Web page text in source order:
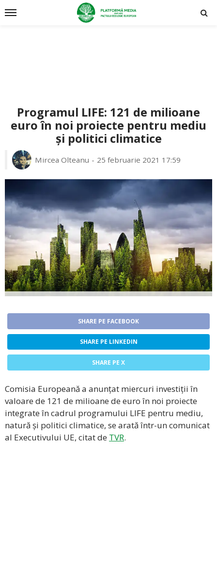
Programul LIFE: 121 de milioane
euro în noi proiecte pentru mediu
și politici climatice
Mircea Olteanu 25 februarie 2021 17:59
SHARE PE FACEBOOK
SHARE PE LINKEDIN
SHARE PE X
Comisia Europeană a anunțat miercuri investiții în
valoare de 121 de milioane de euro în noi proiecte
integrate în cadrul programului LIFE pentru mediu,
natură și politici climatice, se arată într-un comunicat
al Executivului UE, citat de TVR.